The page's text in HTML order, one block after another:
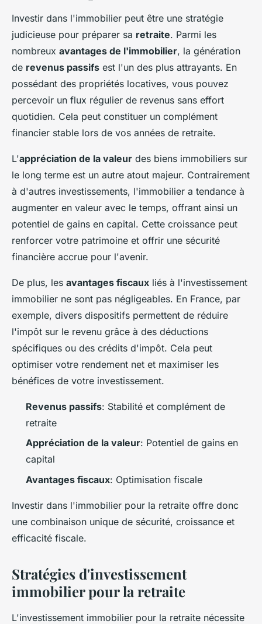
Investir dans l'immobilier peut être une stratégie
judicieuse pour préparer sa retraite. Parmi les
nombreux avantages de l'immobilier, la génération
de revenus passifs est l'un des plus attrayants. En
possédant des propriétés locatives, vous pouvez
percevoir un flux régulier de revenus sans effort
quotidien. Cela peut constituer un complément
financier stable lors de vos années de retraite.
L'appréciation de la valeur des biens immobiliers sur
le long terme est un autre atout majeur. Contrairement
à d'autres investissements, l'immobilier a tendance à
augmenter en valeur avec le temps, offrant ainsi un
potentiel de gains en capital. Cette croissance peut
renforcer votre patrimoine et offrir une sécurité
financière accrue pour l'avenir.
De plus, les avantages fiscaux liés à l'investissement
immobilier ne sont pas négligeables. En France, par
exemple, divers dispositifs permettent de réduire
l'impôt sur le revenu grâce à des déductions
spécifiques ou des crédits d'impôt. Cela peut
optimiser votre rendement net et maximiser les
bénéfices de votre investissement.
Revenus passifs: Stabilité et complément de
retraite
Appréciation de la valeur: Potentiel de gains en
capital
Avantages fiscaux: Optimisation fiscale
Investir dans l'immobilier pour la retraite offre donc
une combinaison unique de sécurité, croissance et
efficacité fiscale.
Stratégies d'investissement
immobilier pour la retraite
L'investissement immobilier pour la retraite nécessite